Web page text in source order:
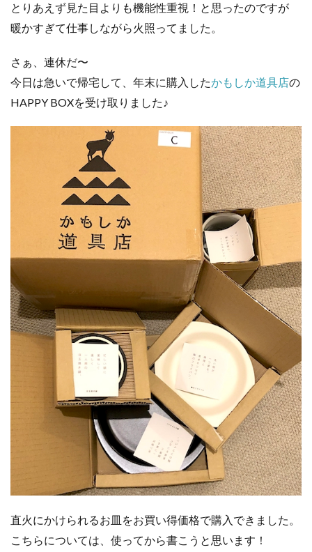
とりあえず見た目よりも機能性重視！と思ったのですが
暖かすぎて仕事しながら火照ってました。
さぁ、連休だ〜
今日は急いで帰宅して、年末に購入したかもしか道具店の
HAPPY BOXを受け取りました♪
直火にかけられるお皿をお買い得価格で購入できました。
こちらについては、使ってから書こうと思います！